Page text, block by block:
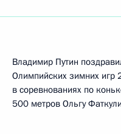
Владимир Путин
Олимпийских зимних игр
в соревнованиях по
500 метров Ольгу